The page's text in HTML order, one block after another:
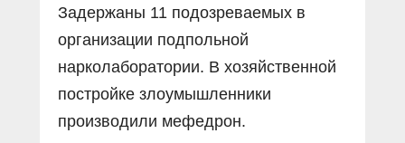
Задержаны 11 подозреваемых в
организации подпольной
нарколаборатории. В хозяйственной
постройке злоумышленники
производили мефедрон.